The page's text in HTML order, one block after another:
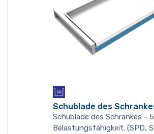
Schublade des
Schublade des Schrankes -
Belastungsfähigkeit. (SPD,